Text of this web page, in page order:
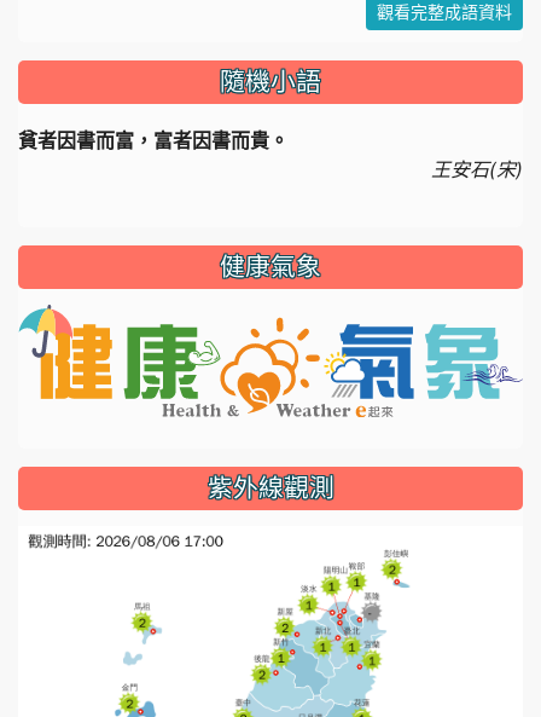
觀看完整成語資料
隨機小語
貧者因書而富，富者因書而貴。
王安石(宋)
健康氣象
紫外線觀測